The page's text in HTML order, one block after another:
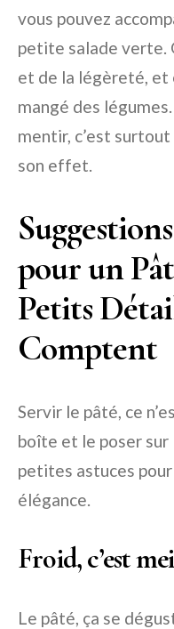
vous pouvez
petite salade verte.
et de la légèreté, et
mangé des
mentir, c’est
son effet.
pour un
Petits
Comptent
Servir le pâté, ce
boîte et le poser sur
petites astuces
élégance.
Froid, c’est
Le pâté, ça se